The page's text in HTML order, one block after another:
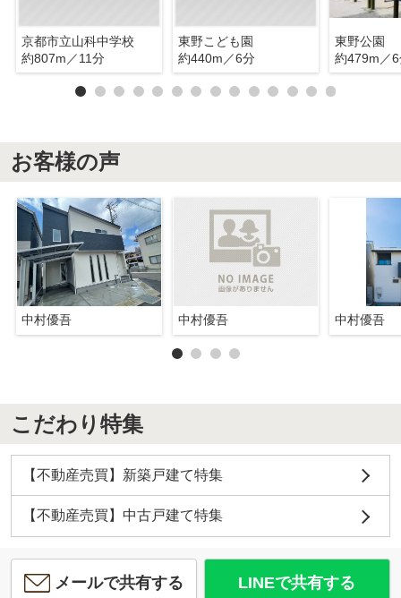
京都市立山科中学校
約807m／11分
東野こども園
約440m／6分
東野公園
約479m／
お客様の声
中村優吾 中村優吾 中村優吾
こだわり特集
【不動産売買】新築戸建て特集
【不動産売買】中古戸建て特集
メールで共有する LINEで共有する